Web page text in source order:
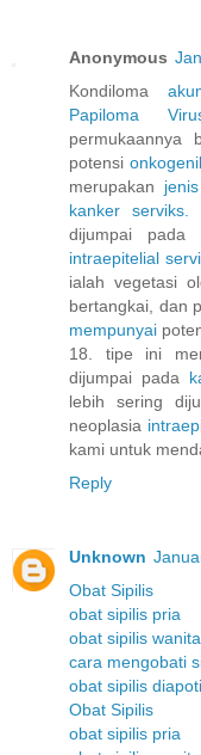
Anonymous
Kondiloma
Papiloma
permukaannya
potensi
merupakan jenis
kanker
serviks.
dijumpai pada
intraepitelial
ialah vegetasi
bertangkai, dan
mempunyai
18. tipe ini
dijumpai pada
lebih sering
neoplasia
kami untuk
Reply
Unknown
Obat Sipilis
obat sipilis pria
obat sipilis wanita
cara mengobati
obat sipilis
Obat Sipilis
obat sipilis pria